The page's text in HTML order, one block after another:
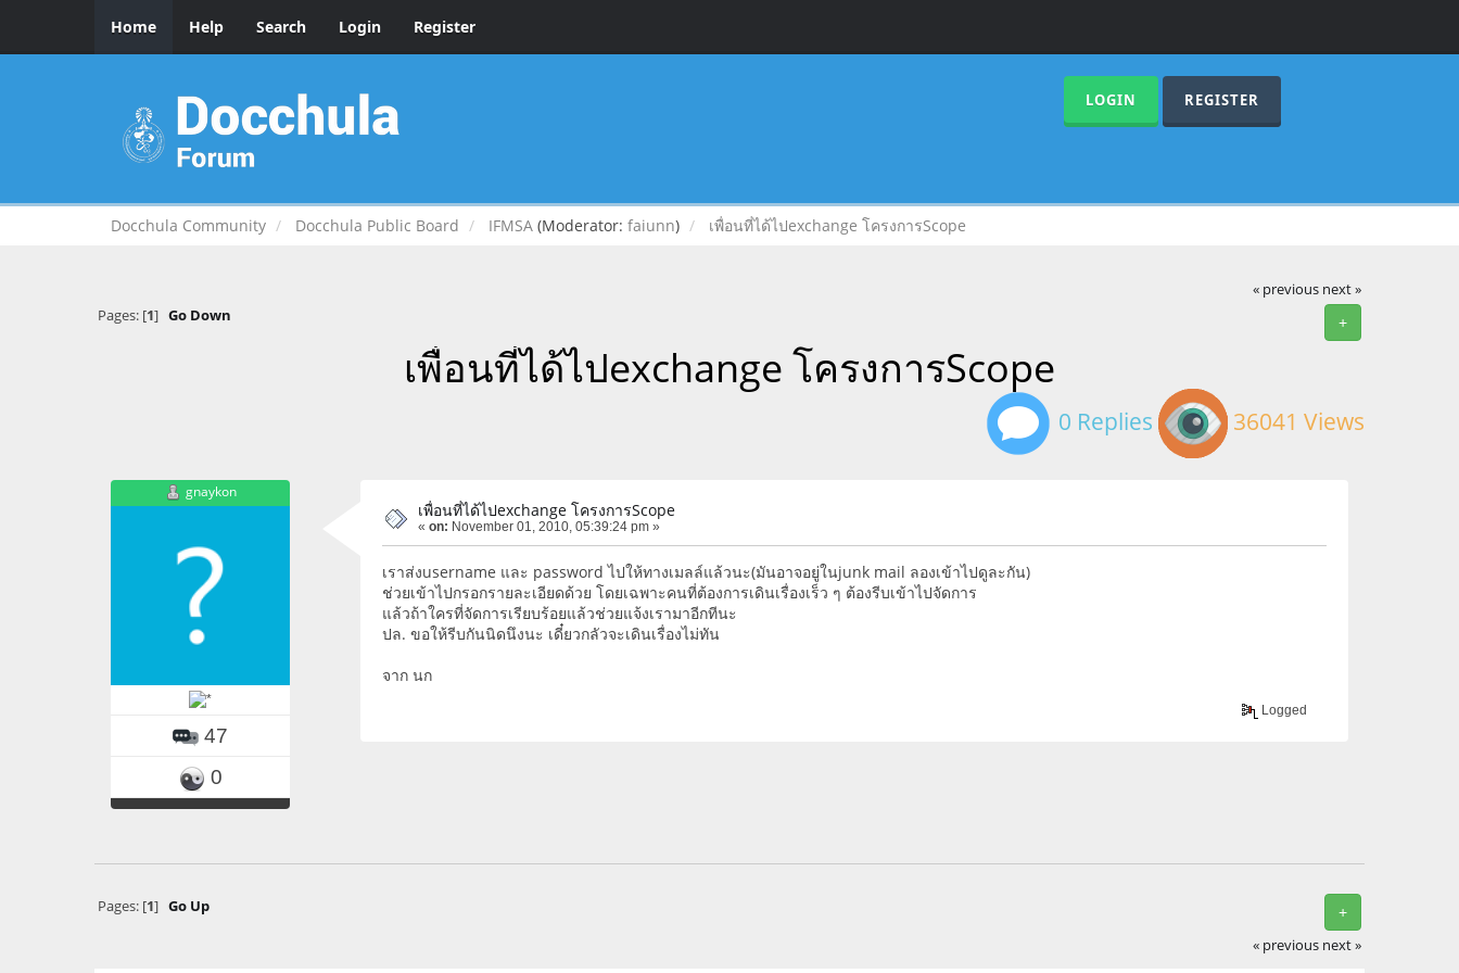
Home Help Search Login Register
LOGIN REGISTER
Docchula Community Docchula Public Board IFMSA (Moderator: faiunn) เพื่อนที่ได้ไปexchange โครงการScope
« previous next »
+
Pages: [1] Go Down
เพื่อนที่ได้ไปexchange โครงการScope
0 Replies 36041 Views
gnaykon
47
0
เพื่อนที่ได้ไปexchange โครงการScope
« on: November 01, 2010, 05:39:24 pm »
เราส่งusername และ password ไปให้ทางเมลล์แล้วนะ(มันอาจอยู่ในjunk mail ลองเข้าไปดูละกัน)
ช่วยเข้าไปกรอกรายละเอียดด้วย โดยเฉพาะคนที่ต้องการเดินเรื่องเร็ว ๆ ต้องรีบเข้าไปจัดการ
แล้วถ้าใครที่จัดการเรียบร้อยแล้วช่วยแจ้งเรามาอีกทีนะ
ปล. ขอให้รีบกันนิดนึงนะ เดี๋ยวกลัวจะเดินเรื่องไม่ทัน
จาก นก
Logged
+
Pages: [1] Go Up
« previous next »